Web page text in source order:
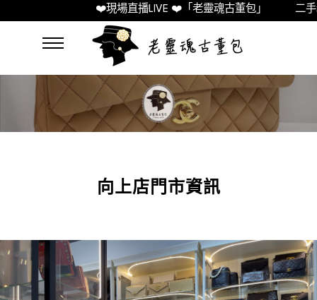
❤️現場直播LIVE ❤️「老靈魂古董包」 二
向上店門市資訊